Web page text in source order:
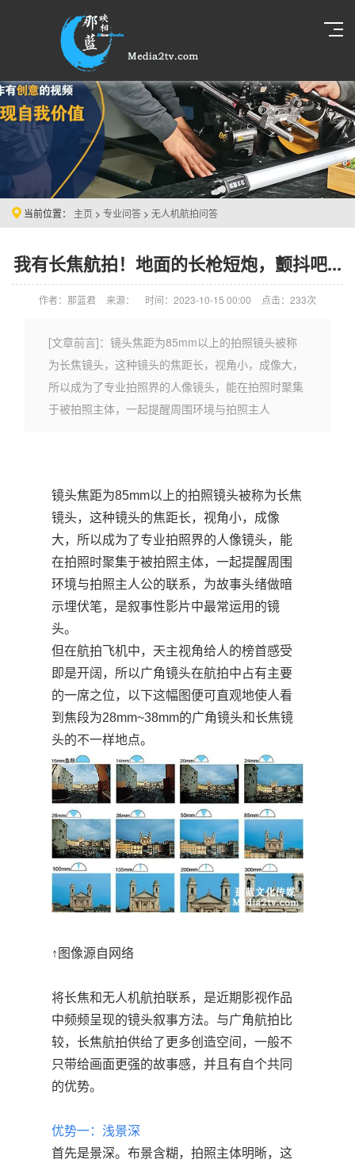
当前位置： 主页 > 专业问答 > 无人机航拍问答
我有长焦航拍！地面的长枪短炮，颤抖吧...
作者：那蓝君 来源： 时间：2023-10-15 00:00 点击： 233次
[文章前言]：镜头焦距为85mm以上的拍照镜头被称
为长焦镜头，这种镜头的焦距长，视角小，成像大，
所以成为了专业拍照界的人像镜头，能在拍照时聚集
于被拍照主体，一起提醒周围环境与拍照主人
镜头焦距为85mm以上的拍照镜头被称为长焦
镜头，这种镜头的焦距长，视角小，成像
大，所以成为了专业拍照界的人像镜头，能
在拍照时聚集于被拍照主体，一起提醒周围
环境与拍照主人公的联系，为故事头绪做暗
示埋伏笔，是叙事性影片中最常运用的镜
头。
但在航拍飞机中，天主视角给人的榜首感受
即是开阔，所以广角镜头在航拍中占有主要
的一席之位，以下这幅图便可直观地使人看
到焦段为28mm~38mm的广角镜头和长焦镜
头的不一样地点。
↑图像源自网络
将长焦和无人机航拍联系，是近期影视作品
中频频呈现的镜头叙事方法。与广角航拍比
较，长焦航拍供给了更多创造空间，一般不
只带给画面更强的故事感，并且有自个共同
的优势。
优势一：浅景深
首先是景深。布景含糊，拍照主体明晰，这